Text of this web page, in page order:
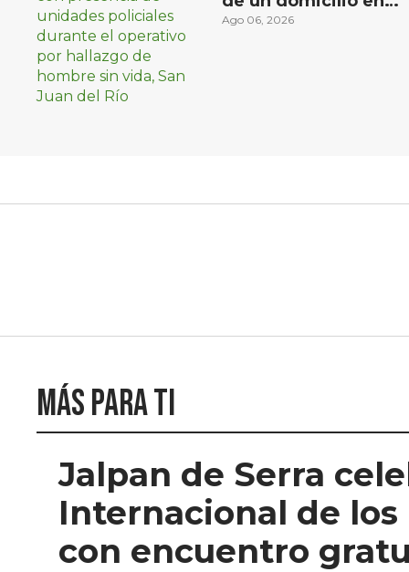
la comunidad El
Ago 06, 2026
Más para ti
Jalpan de Serra
Internacional de
con encuentro